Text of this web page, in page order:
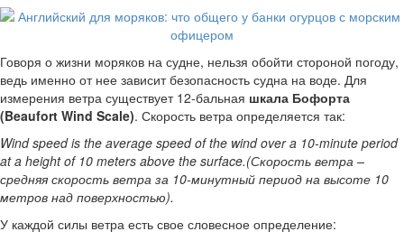
Говоря о жизни моряков на судне, нельзя обойти стороной погоду,
ведь именно от нее зависит безопасность судна на воде. Для
измерения ветра существует 12-бальная шкала Бофорта
(Beaufort Wind Scale). Скорость ветра определяется так:
Wind speed is the average speed of the wind over a 10-minute period
at a height of 10 meters above the surface.(Скорость ветра –
средняя скорость ветра за 10-минутный период на высоте 10
метров над поверхностью).
У каждой силы ветра есть свое словесное определение: